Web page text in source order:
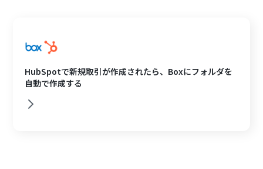
HubSpotで新規取引が作成されたら、Boxにフォルダを
自動で作成する